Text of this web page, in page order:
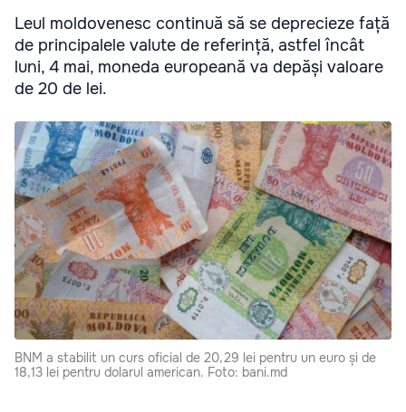
Leul moldovenesc continuă să se deprecieze față
de principalele valute de referință, astfel încât
luni, 4 mai, moneda europeană va depăși valoare
de 20 de lei.
BNM a stabilit un curs oficial de 20,29 lei pentru un euro și de
18,13 lei pentru dolarul american. Foto: bani.md